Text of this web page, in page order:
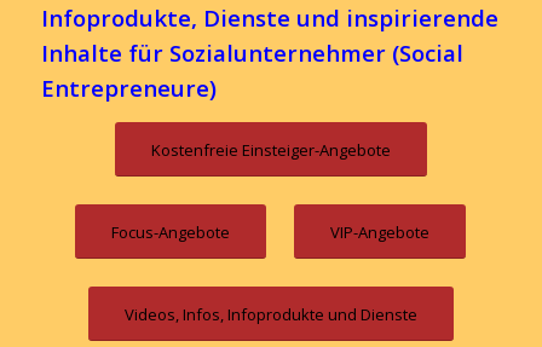
Infoprodukte, Dienste und inspirierende
Inhalte für Sozialunternehmer (Social
Entrepreneure)
Kostenfreie Einsteiger-Angebote
Focus-Angebote VIP-Angebote
Videos, Infos, Infoprodukte und Dienste